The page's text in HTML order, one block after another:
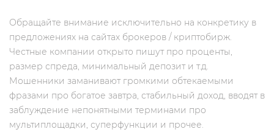
Обращайте внимание исключительно на конкретику в
предложениях на сайтах брокеров / криптобирж.
Честные компании открыто пишут про проценты,
размер спреда, минимальный депозит и т.д.
Мошенники заманивают громкими обтекаемыми
фразами про богатое завтра, стабильный доход, вводят в
заблуждение непонятными терминами про
мультиплощадки, суперфункции и прочее.